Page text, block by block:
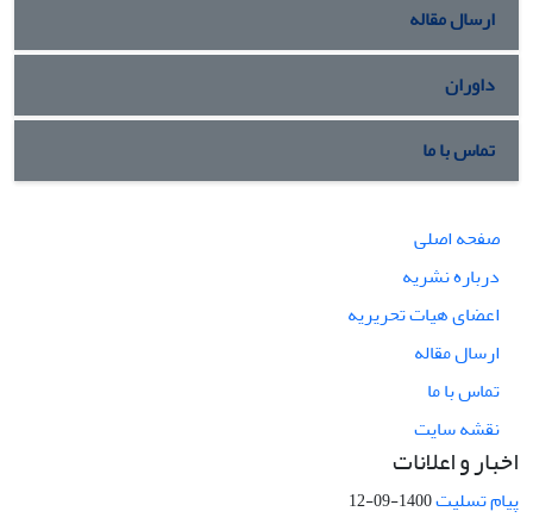
ارسال مقاله
داوران
تماس با ما
صفحه اصلی
درباره نشریه
اعضای هیات تحریریه
ارسال مقاله
تماس با ما
نقشه سایت
اخبار و اعلانات
پیام تسلیت1400-09-12